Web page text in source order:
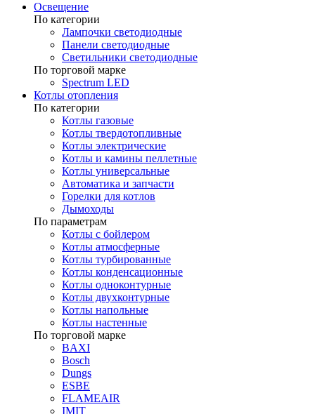
Освещение
По категории
Лампочки светодиодные
Панели светодиодные
Светильники светодиодные
По торговой марке
Spectrum LED
Котлы отопления
По категории
Котлы газовые
Котлы твердотопливные
Котлы электрические
Котлы и камины пеллетные
Котлы универсальные
Автоматика и запчасти
Горелки для котлов
Дымоходы
По параметрам
Котлы с бойлером
Котлы атмосферные
Котлы турбированные
Котлы конденсационные
Котлы одноконтурные
Котлы двухконтурные
Котлы напольные
Котлы настенные
По торговой марке
BAXI
Bosch
Dungs
ESBE
FLAMEAIR
IMIT